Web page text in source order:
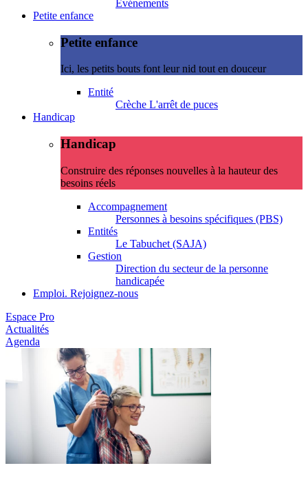
Evénements
Petite enfance
Petite enfance
Ici, les petits bouts font leur nid tout en douceur
Entité
Crèche L'arrêt de puces
Handicap
Handicap
Construire des réponses nouvelles à la hauteur des
besoins réels
Accompagnement
Personnes à besoins spécifiques (PBS)
Entités
Le Tabuchet (SAJA)
Gestion
Direction du secteur de la personne
handicapée
Emploi. Rejoignez-nous
Espace Pro
Actualités
Agenda